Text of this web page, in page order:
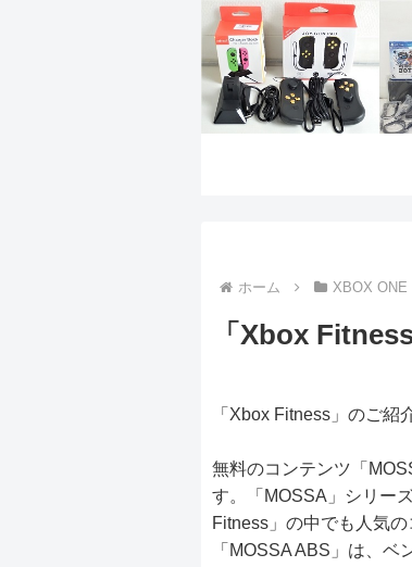
ホーム XBOX ONE
「Xbox
「Xbox Fitness」のご紹
無料のコンテンツ「
す。「MOSSA」シリー
Fitness」の中でも人気の
「MOSSA ABS」は、ベ